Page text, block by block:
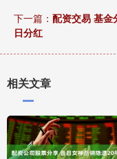
下一篇： 配资交易 基金
日分红
相关文章